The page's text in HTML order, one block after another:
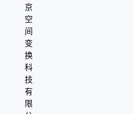
京
空
间
变
换
科
技
有
限